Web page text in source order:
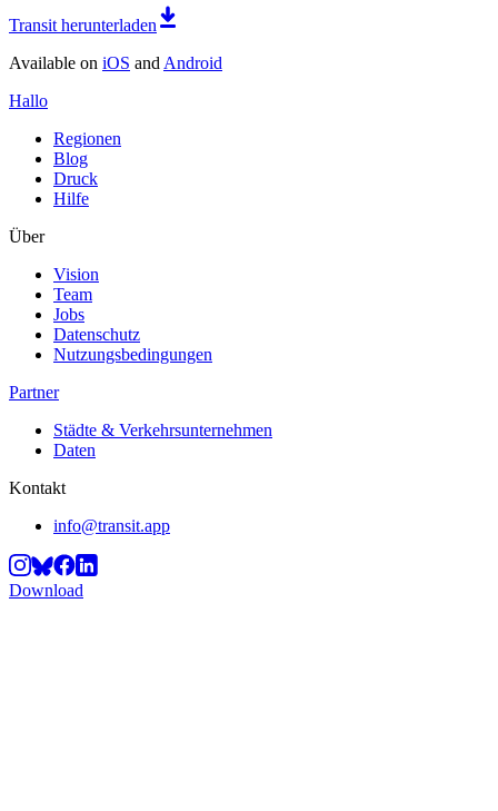
Transit herunterladen
Available on iOS and Android
Hallo
Regionen
Blog
Druck
Hilfe
Über
Vision
Team
Jobs
Datenschutz
Nutzungsbedingungen
Partner
Städte & Verkehrsunternehmen
Daten
Kontakt
info@transit.app
Download